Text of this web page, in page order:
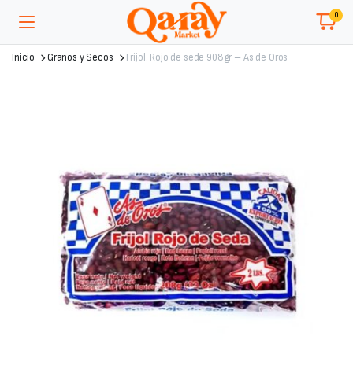
0
Inicio Granos y Secos Frijol. Rojo de sede 908gr – As de Oros